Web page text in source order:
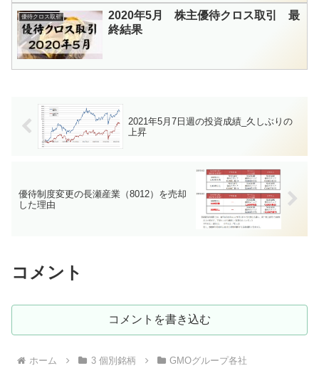
優待クロス取引
2020年5月 株主優待クロス取引 最
終結果
2021年5月7日週の投資成績_久しぶりの
上昇
優待制度変更の長瀬産業（8012）を売却
した理由
コメント
コメントを書き込む
ホーム 3 個別銘柄 GMOグループ各社